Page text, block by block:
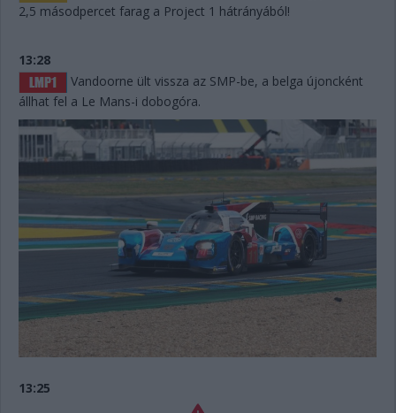
2,5 másodpercet farag a Project 1 hátrányából!
13:28
Vandoorne ült vissza az SMP-be, a belga újoncként
állhat fel a Le Mans-i dobogóra.
13:25